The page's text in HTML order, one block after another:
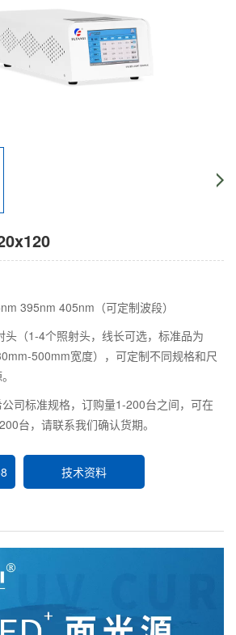
395nm 405nm（可定制波段）
头（1-4个照射头，线长可选，标准品为
500mm宽度），可定制不同规格和尺
司标准规格，订购量1-200台之间，可在
台，请联系我们确认货期。
技术资料